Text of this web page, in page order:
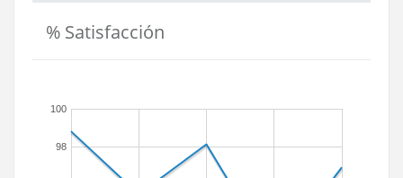
% Satisfacción
98
100